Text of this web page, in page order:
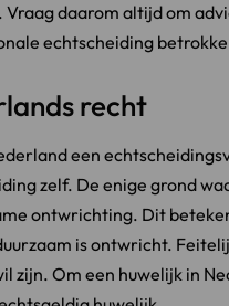
Vraag daarom altijd om
echtscheiding
recht
een
zelf. De enige grond
ontwrichting. Dit
is ontwricht.
zijn. Om een huwelijk in